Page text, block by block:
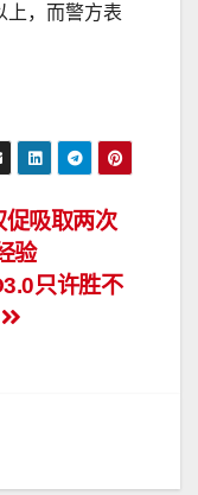
上，而警方表
促吸取两次
验
只许胜不